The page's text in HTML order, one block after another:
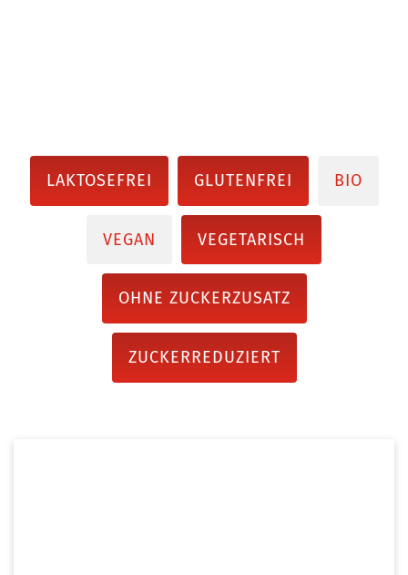
LAKTOSEFREI GLUTENFREI BIO
VEGAN VEGETARISCH
OHNE ZUCKERZUSATZ
ZUCKERREDUZIERT